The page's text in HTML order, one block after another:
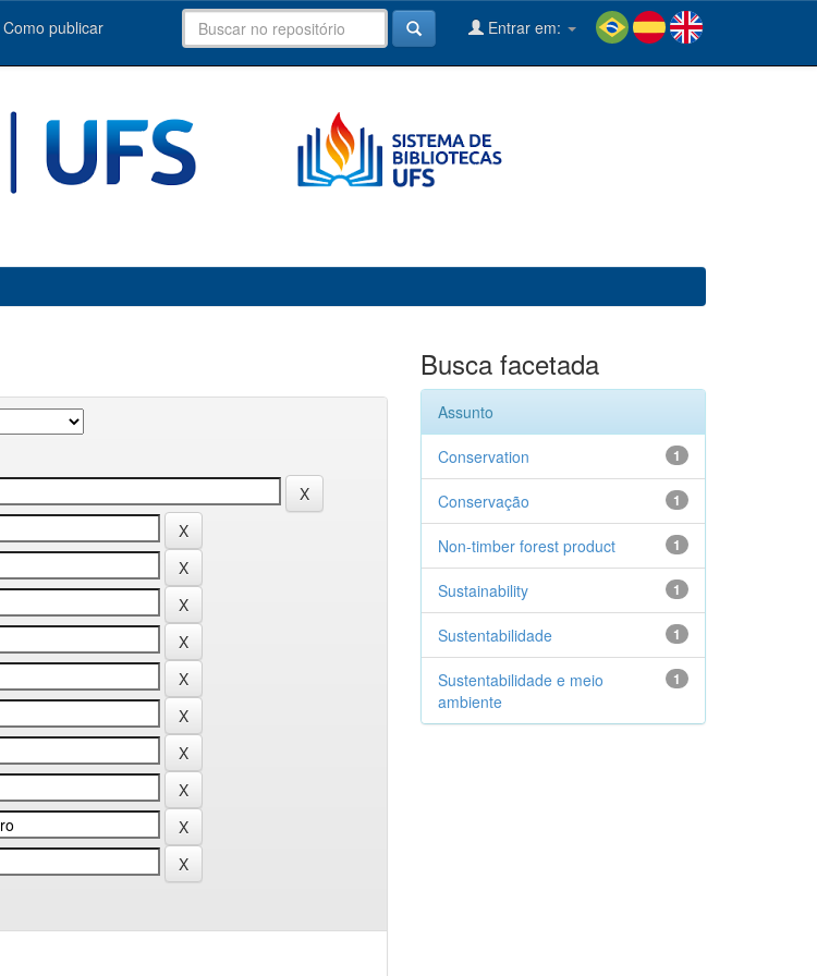
Como publicar Entrar em:
Busca facetada
Assunto
1
Conservation
1
Conservação
1
Non-timber forest product
1
Sustainability
1
Sustentabilidade
1
Sustentabilidade e meio
ambiente